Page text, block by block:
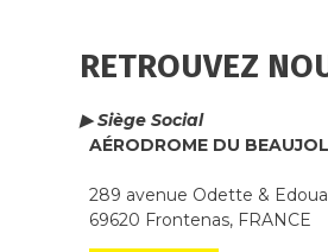
RETROUVEZ
▶ Siège Social
AÉRODROME DU
289 avenue Odette &
69620 Frontenas, FRANCE